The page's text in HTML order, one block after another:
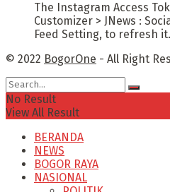
The Instagram Access
Customizer > JNews :
Feed Setting, to refresh it.
© 2022 BogorOne - All Right
No Result
View All Result
BERANDA
NEWS
BOGOR RAYA
NASIONAL